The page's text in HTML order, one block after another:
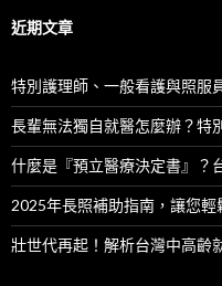
近期文章
特別護理師、一般看護與照服
長輩無法獨自就醫怎麼辦？特
什麼是『預立醫療決定書』？
2025年長照補助指南，讓您
壯世代再起！解析台灣中高齡